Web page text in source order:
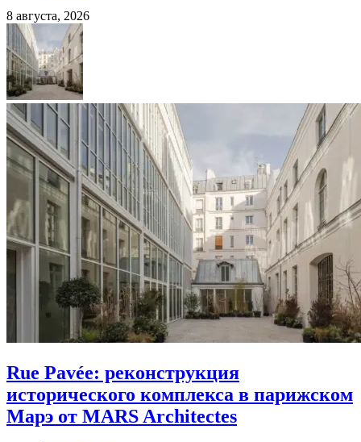
8 августа, 2026
Rue Pavée: реконструкция
исторического комплекса в парижском
Марэ от MARS Architectes